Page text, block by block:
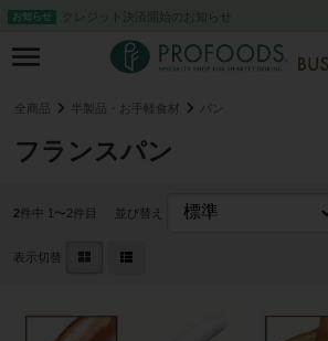
お知らせ クレジット決済開始のお知らせ
全商品 半製品・お手軽食材 パン
フランスパン
2件中 1〜2件目 並び替え
表示切替